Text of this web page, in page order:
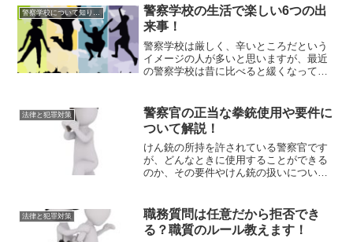
与品についてはこちら。↓↓↓↓↓全て装備し
たときの重量感はず...
警察学校について知りたい
警察学校の生活で楽しい6つの出
来事！
警察学校は厳しく、辛いところだという
イメージの人が多いと思いますが、最近
の警察学校は昔に比べると緩くなってき
も楽しい出来事はありますので、紹介し
ていきます。①柔剣道・逮...
法律と犯罪対策
警察官の正当な拳銃使用や要件に
ついて解説！
けん銃の所持を許されている警察官です
が、どんなときに使用することができる
のか、その要件やけん銃の扱いについて
警察官は一度はけん銃を取り扱うことに
なます。サイバー警察など...
法律と犯罪対策
職務質問は任意だから拒否でき
る？職質のルール教えます！